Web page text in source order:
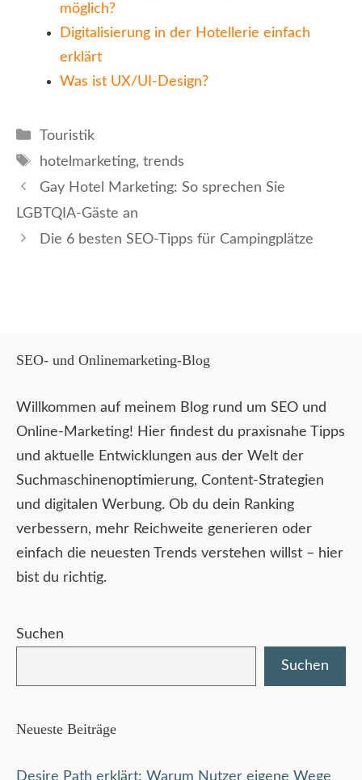
möglich?
Digitalisierung in der Hotellerie einfach
erklärt
Was ist UX/UI-Design?
Kategorien
Touristik
Schlagwörter
hotelmarketing, trends
Gay Hotel Marketing: So sprechen Sie
LGBTQIA-Gäste an
Die 6 besten SEO-Tipps für Campingplätze
SEO- und Onlinemarketing-Blog
Willkommen auf meinem Blog rund um SEO und
Online-Marketing! Hier findest du praxisnahe Tipps
und aktuelle Entwicklungen aus der Welt der
Suchmaschinenoptimierung, Content-Strategien
und digitalen Werbung. Ob du dein Ranking
verbessern, mehr Reichweite generieren oder
einfach die neuesten Trends verstehen willst – hier
bist du richtig.
Suchen
Suchen
Neueste Beiträge
Desire Path erklärt: Warum Nutzer eigene Wege